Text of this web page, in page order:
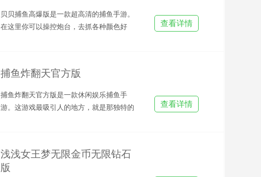
贝贝捕鱼高爆版是一款超高清的捕鱼手游。
在这里你可以操控炮台，去抓各种颜色好
查看详情
捕鱼炸翻天官方版
捕鱼炸翻天官方版是一款休闲娱乐捕鱼手
游。这游戏最吸引人的地方，就是那独特的
查看详情
浅浅女王梦无限金币无限钻石
版